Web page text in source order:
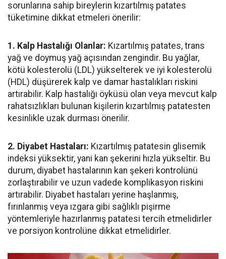
sorunlarına sahip bireylerin kızartılmış patates
tüketimine dikkat etmeleri önerilir:
1. Kalp Hastalığı Olanlar: Kızartılmış patates, trans
yağ ve doymuş yağ açısından zengindir. Bu yağlar,
kötü kolesterolü (LDL) yükselterek ve iyi kolesterolü
(HDL) düşürerek kalp ve damar hastalıkları riskini
artırabilir. Kalp hastalığı öyküsü olan veya mevcut kalp
rahatsızlıkları bulunan kişilerin kızartılmış patatesten
kesinlikle uzak durması önerilir.
2. Diyabet Hastaları: Kızartılmış patatesin glisemik
indeksi yüksektir, yani kan şekerini hızla yükseltir. Bu
durum, diyabet hastalarının kan şekeri kontrolünü
zorlaştırabilir ve uzun vadede komplikasyon riskini
artırabilir. Diyabet hastaları yerine haşlanmış,
fırınlanmış veya ızgara gibi sağlıklı pişirme
yöntemleriyle hazırlanmış patatesi tercih etmelidirler
ve porsiyon kontrolüne dikkat etmelidirler.